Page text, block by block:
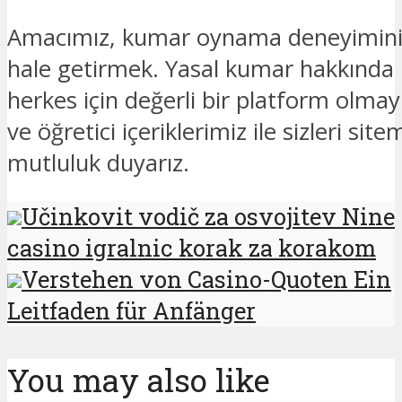
Amacımız, kumar oynama
hale getirmek. Yasal kumar
herkes için değerli bir platform
ve öğretici içeriklerimiz ile sizleri
mutluluk duyarız.
Učinkovit vodič za osvojitev Nine
casino igralnic korak za korakom
Verstehen von Casino-Quoten Ein
Leitfaden für Anfänger
You may also like